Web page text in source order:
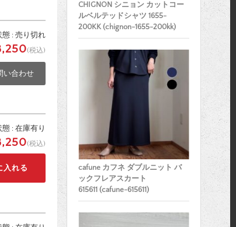
態 : 売り切れ
(税込)
い合わせ
: 在庫有り
(税込)
CHIGNON シニョン カットコー
ルベルテッドシャツ 1655-
200KK (chignon-1655-200kk)
cafune カフネ ダブルニット バ
ックフレアスカート
615611 (cafune-615611)